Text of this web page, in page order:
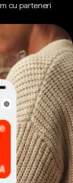
cu parteneri